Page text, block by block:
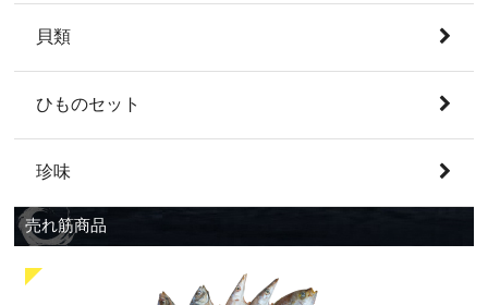
貝類
ひものセット
珍味
売れ筋商品